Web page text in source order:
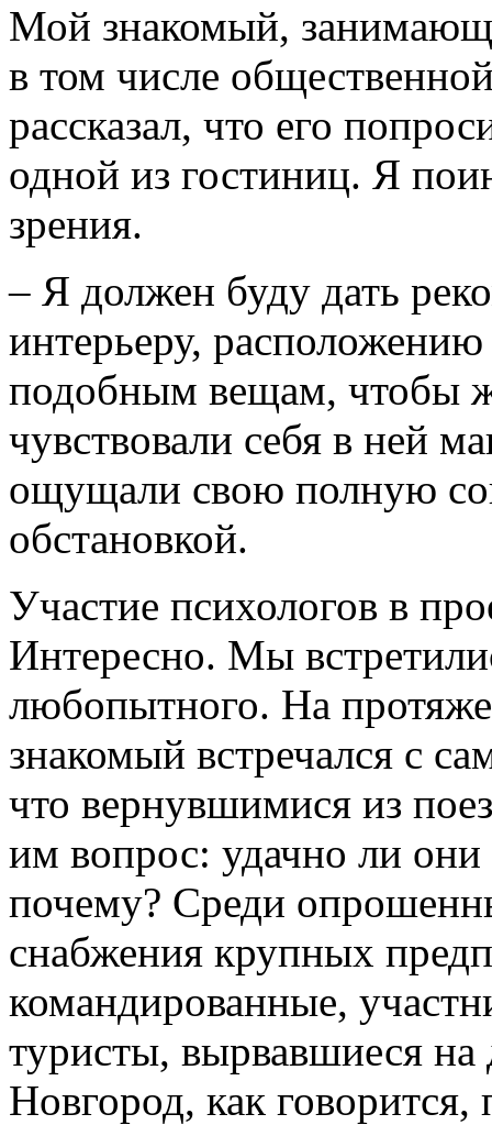
Мой знакомый,
в том числе
рассказал, что его
одной из гостиниц. Я
зрения.
– Я должен буду дать
интерьеру,
подобным вещам, чтобы
чувствовали себя в ней
ощущали свою полную
обстановкой.
Участие психологов в
Интересно. Мы
любопытного. На
знакомый встречался с
что вернувшимися из
им вопрос: удачно ли они
почему? Среди
снабжения крупных
командированные,
туристы, вырвавшиеся
Новгород, как говорится,